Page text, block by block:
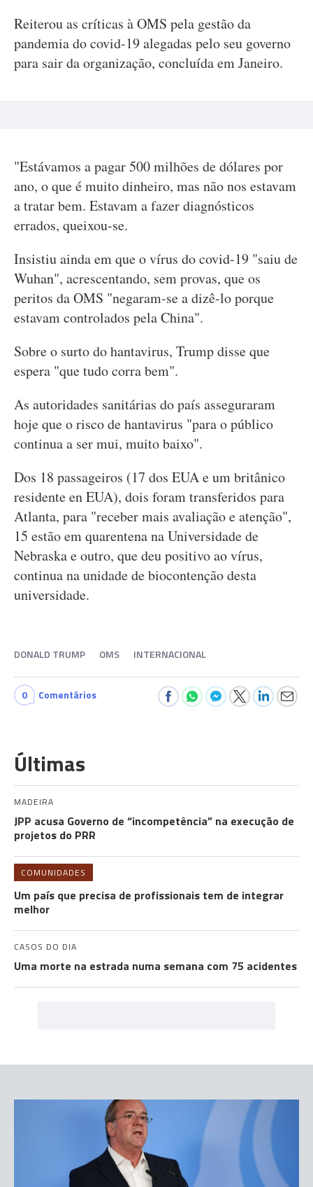
Reiterou as críticas à OMS pela gestão da
pandemia do covid-19 alegadas pelo seu governo
para sair da organização, concluída em Janeiro.
"Estávamos a pagar 500 milhões de dólares por
ano, o que é muito dinheiro, mas não nos estavam
a tratar bem. Estavam a fazer diagnósticos
errados, queixou-se.
Insistiu ainda em que o vírus do covid-19 "saiu de
Wuhan", acrescentando, sem provas, que os
peritos da OMS "negaram-se a dizê-lo porque
estavam controlados pela China".
Sobre o surto do hantavirus, Trump disse que
espera "que tudo corra bem".
As autoridades sanitárias do país asseguraram
hoje que o risco de hantavirus "para o público
continua a ser mui, muito baixo".
Dos 18 passageiros (17 dos EUA e um britânico
residente en EUA), dois foram transferidos para
Atlanta, para "receber mais avaliação e atenção",
15 estão em quarentena na Universidade de
Nebraska e outro, que deu positivo ao vírus,
continua na unidade de biocontenção desta
universidade.
DONALD TRUMP OMS INTERNACIONAL
0 Comentários
Últimas
MADEIRA
JPP acusa Governo de “incompetência” na execução de
projetos do PRR
COMUNIDADES
Um país que precisa de profissionais tem de integrar
melhor
CASOS DO DIA
Uma morte na estrada numa semana com 75 acidentes